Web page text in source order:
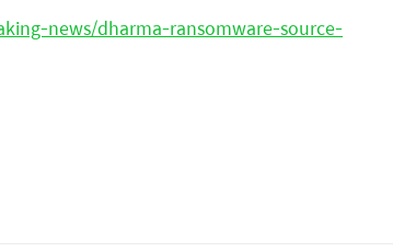
news/dharma-ransomware-source-